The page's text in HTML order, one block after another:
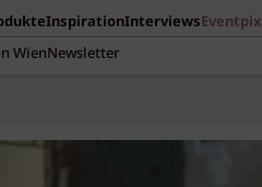
InspirationInterviewsEventpix
WienNewsletter